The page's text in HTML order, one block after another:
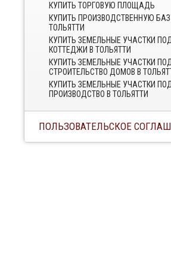
КУПИТЬ ТОРГОВУЮ ПЛОЩАДЬ
КУПИТЬ ПРОИЗВОДСТВЕННУЮ
ТОЛЬЯТТИ
КУПИТЬ ЗЕМЕЛЬНЫЕ УЧАСТКИ ПОД
КОТТЕДЖИ В ТОЛЬЯТТИ
КУПИТЬ ЗЕМЕЛЬНЫЕ УЧАСТКИ ПОД
СТРОИТЕЛЬСТВО ДОМОВ В
КУПИТЬ ЗЕМЕЛЬНЫЕ УЧАСТКИ ПОД
ПРОИЗВОДСТВО В ТОЛЬЯТТИ
ПОЛЬЗОВАТЕЛЬСКОЕ